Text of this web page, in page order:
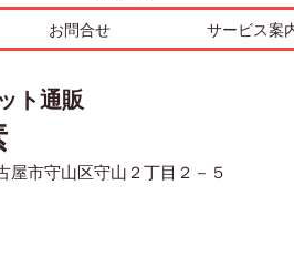
お問合せ サービス案
ト通販
市守山区守山２丁目２－５